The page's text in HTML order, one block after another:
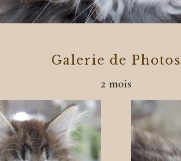
Galerie de Photos
2 mois